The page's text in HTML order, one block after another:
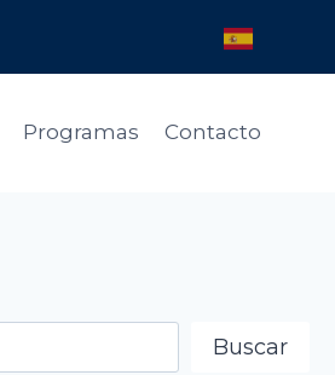
Programas Contacto
Buscar